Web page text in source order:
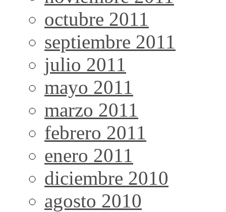
octubre 2011
septiembre 2011
julio 2011
mayo 2011
marzo 2011
febrero 2011
enero 2011
diciembre 2010
agosto 2010